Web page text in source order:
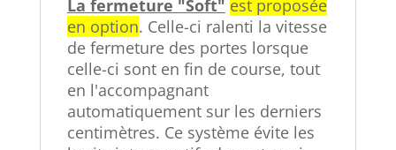
La fermeture "Soft" est proposée
en option. Celle-ci ralenti la vitesse
de fermeture des portes lorsque
celle-ci sont en fin de course, tout
en l'accompagnant
automatiquement sur les derniers
centimètres. Ce système évite les